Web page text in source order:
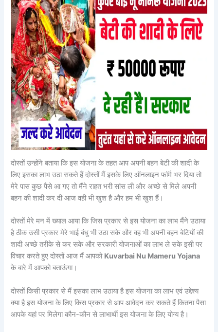
दोस्तों उन्होंने बताया कि इस योजना के तहत आप अपनी बहन बेटी की शादी के
लिए इसका लाभ उठा सकते हैं दोस्तों मैं इसके लिए ऑनलाइन फॉर्म भर दिया तो
मेरे पास कुछ पैसे आ गए तो मैंने राहत भरी सांस ली और अच्छे से मिले अपनी
बहन की शादी कर दी आज वही भी खुश है और हम भी खुश हैं।
दोस्तों मेरे मन में ख्याल आया कि जिस प्रकार से इस योजना का लाभ मैंने उठाया
है ठीक उसी प्रकार मेरे भाई बंधु भी उठा सके और वह भी अपनी बहन बेटियों की
शादी अच्छे तरीके से कर सके और सरकारी योजनाओं का लाभ ले सके इसी पर
विचार करते हुए दोस्तों आज मैं आपको Kuvarbai Nu Mameru Yojana
के बारे में आपको बताऊंगा।
दोस्तों किसी प्रकार से मैं इसका लाभ उठाया है इस योजना का लाभ एवं उद्देश्य
क्या है इस योजना के लिए किस प्रकार से आप आवेदन कर सकते हैं कितना पैसा
आपके यहां पर मिलेगा कौन-कौन से लाभार्थी इस योजना के लिए योग्य है।